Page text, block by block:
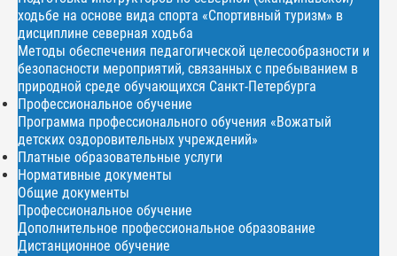
ходьбе на основе вида спорта «Спортивный туризм» в
дисциплине северная ходьба
Методы обеспечения педагогической целесообразности и
безопасности мероприятий, связанных с пребыванием в
природной среде обучающихся Санкт-Петербурга
Профессиональное обучение
Программа профессионального обучения «Вожатый
детских оздоровительных учреждений»
Платные образовательные услуги
Нормативные документы
Общие документы
Профессиональное обучение
Дополнительное профессиональное образование
Дистанционное обучение